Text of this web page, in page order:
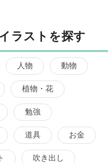
ラストを探す
人物 動物
植物・花
勉強
道具 お金
吹き出し